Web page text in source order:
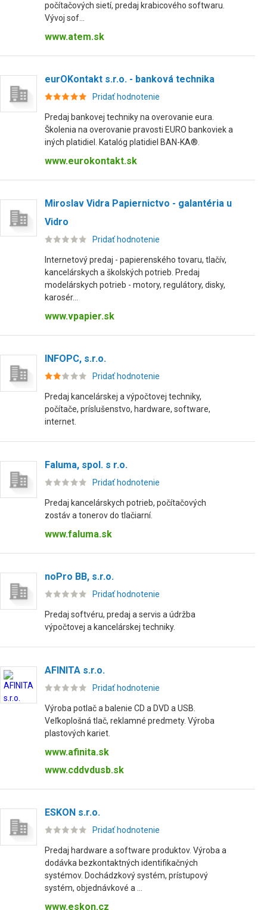
počítačových sietí, predaj krabicového softwaru.
Vývoj sof...
www.atem.sk
eurOKontakt s.r.o. - banková technika
Pridať hodnotenie
Predaj bankovej techniky na overovanie eura.
Školenia na overovanie pravosti EURO bankoviek a
iných platidiel. Katalóg platidiel BAN-KA®.
www.eurokontakt.sk
Miroslav Vidra Papiernictvo - galantéria u
Vidro
Pridať hodnotenie
Internetový predaj - papierenského tovaru, tlačív,
kancelárskych a školských potrieb. Predaj
modelárskych potrieb - motory, regulátory, disky,
karosér...
www.vpapier.sk
INFOPC, s.r.o.
Pridať hodnotenie
Predaj kancelárskej a výpočtovej techniky,
počítače, príslušenstvo, hardware, software,
internet.
Faluma, spol. s r.o.
Pridať hodnotenie
Predaj kancelárskych potrieb, počítačových
zostáv a tonerov do tlačiarní.
www.faluma.sk
noPro BB, s.r.o.
Pridať hodnotenie
Predaj softvéru, predaj a servis a údržba
výpočtovej a kancelárskej techniky.
AFINITA s.r.o.
Pridať hodnotenie
Výroba potlač a balenie CD a DVD a USB.
Veľkoplošná tlač, reklamné predmety. Výroba
plastových kariet.
www.afinita.sk
www.cddvdusb.sk
ESKON s.r.o.
Pridať hodnotenie
Predaj hardware a software produktov. Výroba a
dodávka bezkontaktných identifikačných
systémov. Dochádzkový systém, prístupový
systém, objednávkové a ...
www.eskon.cz